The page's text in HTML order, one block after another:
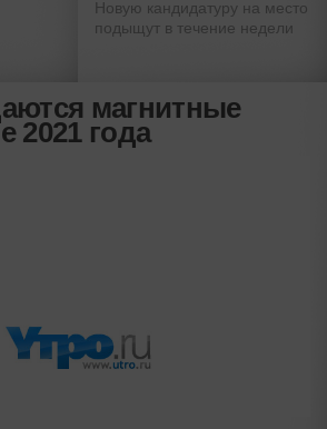
Новую кандидатуру на место
подыщут в течение недели
магнитные
2021 года